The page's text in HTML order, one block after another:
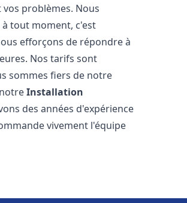
problèmes. Nous
tout moment, c'est
efforçons de répondre à
Nos tarifs sont
sommes fiers de notre
notreInstallation
des années d'expérience
vivement l'équipe